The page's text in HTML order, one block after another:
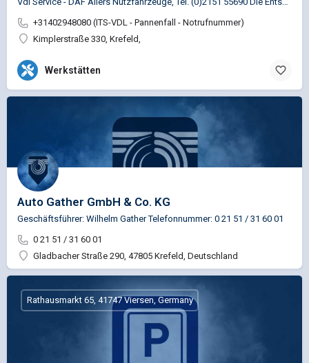
+31402948080 (ITS-VDL - Pannenfall - Notrufnummer)
Kimplerstraße 330, Krefeld,
Werkstätten
Auto Gather GmbH & Co. KG
Geschäftsführer: Wilhelm Gather Telefonnummer: 0 21 51 / 31 60 01
0 21 51 / 31 60 01
Gladbacher Straße 290, 47805 Krefeld, Deutschland
Rathausmarkt 65, 41747 Viersen, Germany